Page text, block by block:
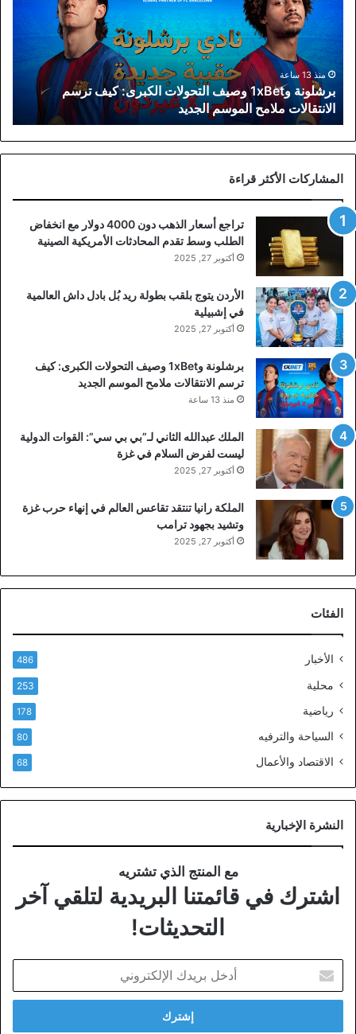
التحولات
الكبرى:
كيف
ترسم
الانتقالات
ملامح
الموسم
الجديد
منذ 13 ساعة
برشلونة و1xBet وصيف التحولات الكبرى: كيف ترسم
الانتقالات ملامح الموسم الجديد
المشاركات الأكثر قراءة
تراجع أسعار الذهب دون 4000 دولار مع انخفاض
الطلب وسط تقدم المحادثات الأمريكية الصينية
أكتوبر 27, 2025
الأردن يتوج بلقب بطولة ريد بُل بادل داش العالمية
في إشبيلية
أكتوبر 27, 2025
برشلونة و1xBet وصيف التحولات الكبرى: كيف
ترسم الانتقالات ملامح الموسم الجديد
منذ 13 ساعة
الملك عبدالله الثاني لـ”بي بي سي”: القوات الدولية
ليست لفرض السلام في غزة
أكتوبر 27, 2025
الملكة رانيا تنتقد تقاعس العالم في إنهاء حرب غزة
وتشيد بجهود ترامب
أكتوبر 27, 2025
الفئات
الأخبار 486
محلية 253
رياضية 178
السياحة والترفيه 80
الاقتصاد والأعمال 68
النشرة الإخبارية
مع المنتج الذي تشتريه
اشترك في قائمتنا البريدية لتلقي آخر
التحديثات!
بريدك
الإلكتروني